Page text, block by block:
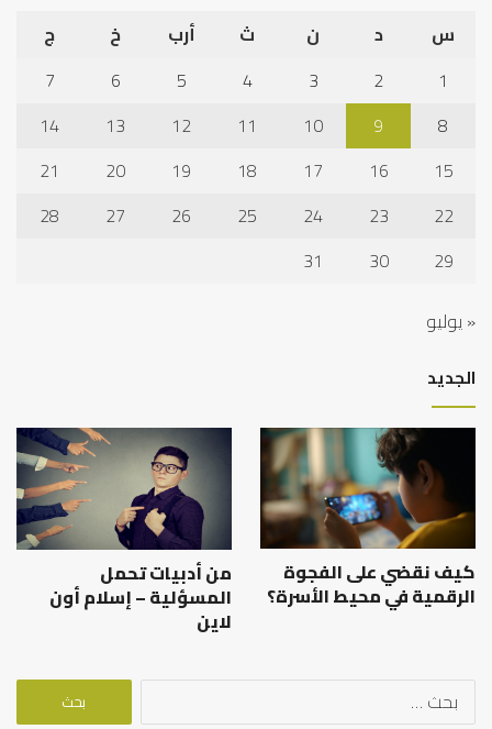
س
د ن ث أرب خ
ج
1
2
3
4
5
6
7
8
9
10
11
12
13
14
15
16
17
18
19
20
21
22
23
24
25
26
27
28
29
30
31
« يوليو
الجديد
كيف نقضي على الفجوة
الرقمية في محيط الأسرة؟
من أدبيات تحمل
المسؤلية – إسلام أون
لاين
البحث